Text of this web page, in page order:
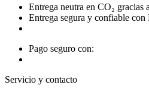
Entrega neutra en CO₂ gracias
Entrega segura y confiable
Pago seguro con:
Servicio y contacto